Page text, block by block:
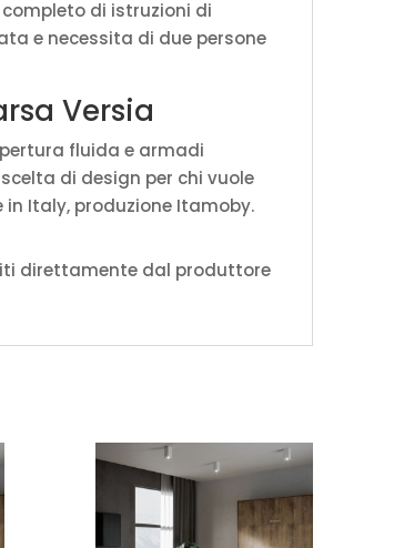
di istruzioni di
e necessita di due persone
Versia
fluida e armadi
di design per chi vuole
Italy, produzione Itamoby.
direttamente dal produttore